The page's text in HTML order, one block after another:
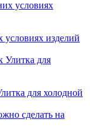
изделий
для холодной